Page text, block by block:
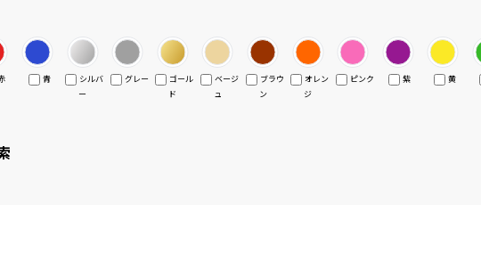
青
シルバ
ー
グレー
ゴール
ド
ベージ
ュ
ブラウ
ン
オレン
ジ
ピンク 紫 黄